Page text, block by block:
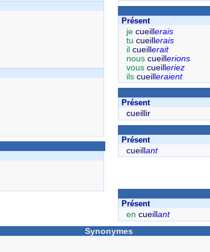
Présent
jecueillerais
tucueillerais
ilcueillerait
nouscueillerions
vouscueilleriez
ilscueilleraient
Présent
cueillir
Présent
cueillant
Présent
encueillant
Synonymes